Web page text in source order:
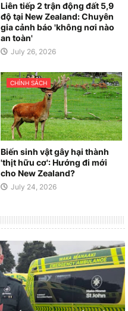
Liên tiếp 2 trận động đất 5,9
độ tại New Zealand: Chuyên
gia cảnh báo 'không nơi nào
an toàn'
July 26, 2026
CHÍNH SÁCH
Biến sinh vật gây hại thành
'thịt hữu cơ': Hướng đi mới
cho New Zealand?
July 24, 2026